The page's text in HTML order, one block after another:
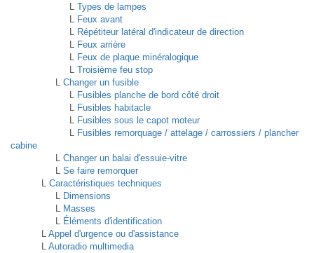
L Types de lampes
L Feux avant
L Répétiteur latéral d'indicateur de direction
L Feux arrière
L Feux de plaque minéralogique
L Troisième feu stop
L Changer un fusible
L Fusibles planche de bord côté droit
L Fusibles habitacle
L Fusibles sous le capot moteur
L Fusibles remorquage / attelage / carrossiers / plancher
cabine
L Changer un balai d'essuie-vitre
L Se faire remorquer
L Caractéristiques techniques
L Dimensions
L Masses
L Éléments d'identification
L Appel d'urgence ou d'assistance
L Autoradio multimedia